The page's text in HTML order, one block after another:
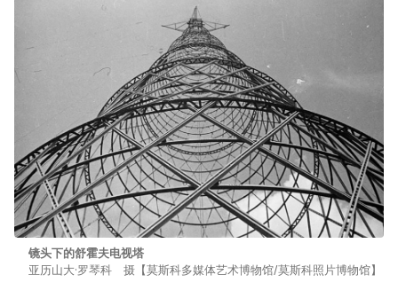
镜头下的舒霍夫电视塔
亚历山大·罗琴科 摄【莫斯科多媒体艺术博物馆/莫斯科照片博物馆】